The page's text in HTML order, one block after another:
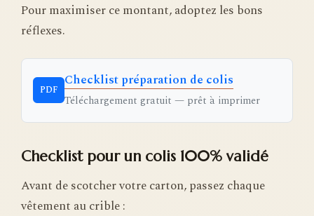
Pour maximiser ce montant, adoptez les bons
réflexes.
PDF
Checklist préparation de colis
Téléchargement gratuit — prêt à imprimer
Checklist pour un colis 100% validé
Avant de scotcher votre carton, passez chaque
vêtement au crible :